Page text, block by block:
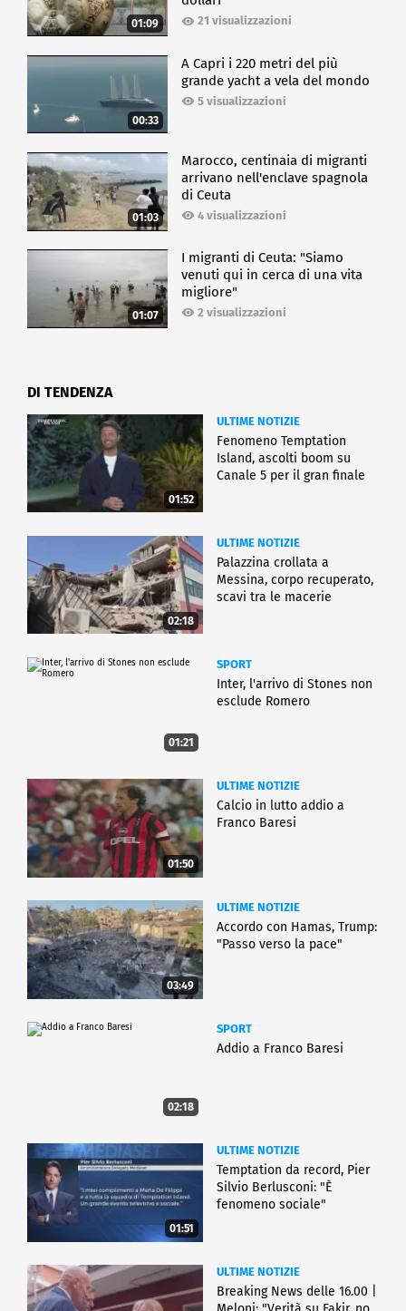
01:09 21 visualizzazioni
00:33
A Capri i 220 metri del più
grande yacht a vela del mondo
5 visualizzazioni
01:03
Marocco, centinaia di migranti
arrivano nell'enclave spagnola
di Ceuta
4 visualizzazioni
01:07
I migranti di Ceuta: "Siamo
venuti qui in cerca di una vita
migliore"
2 visualizzazioni
DI TENDENZA
01:52
ULTIME NOTIZIE
Fenomeno Temptation
Island, ascolti boom su
Canale 5 per il gran finale
02:18
ULTIME NOTIZIE
Palazzina crollata a
Messina, corpo recuperato,
scavi tra le macerie
01:21
SPORT
Inter, l'arrivo di Stones non
esclude Romero
01:50
ULTIME NOTIZIE
Calcio in lutto addio a
Franco Baresi
03:49
ULTIME NOTIZIE
Accordo con Hamas, Trump:
"Passo verso la pace"
02:18
SPORT
Addio a Franco Baresi
01:51
ULTIME NOTIZIE
Temptation da record, Pier
Silvio Berlusconi: "È
fenomeno sociale"
ULTIME NOTIZIE
Breaking News delle 16.00 |